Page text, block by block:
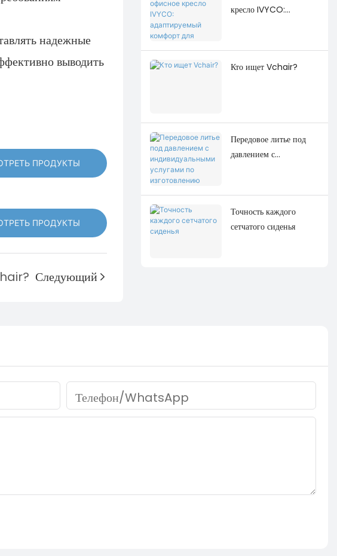
надежные
выводить
ПРОДУКТЫ
ПРОДУКТЫ
Следующий
кресло IVYCO:
рабочего места
Кто ищет Vchair?
Передовое литье под
давлением с
изготовлению пресс-
форм
Точность каждого
сетчатого сиденья
Телефон/WhatsApp